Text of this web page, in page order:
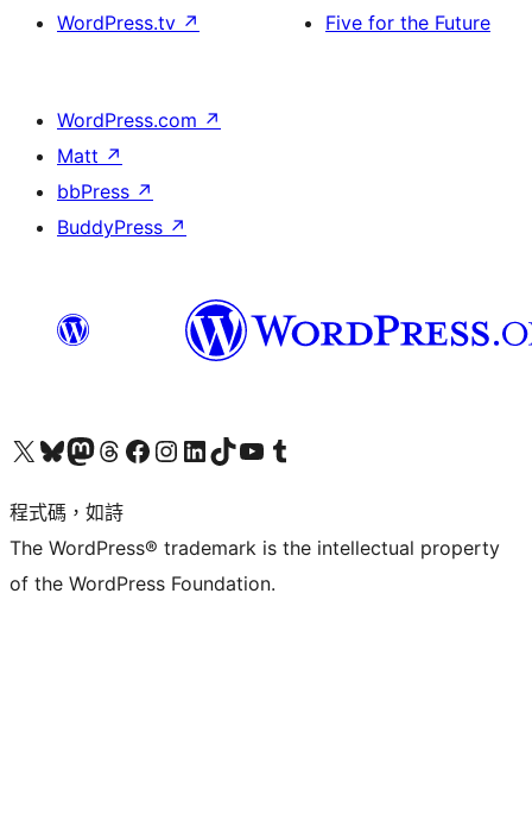
WordPress.tv ↗
Five for the Future
WordPress.com ↗
Matt ↗
bbPress ↗
BuddyPress ↗
查看我們的 X (之前的 Twitter) 帳號造訪我們的 Bluesky 帳號造訪我們的 Mastodon 帳號造訪我們的 Threads 帳號 造訪我們的 Facebook 粉絲專頁Visit our Instagram account
Visit our LinkedIn account
造訪我們的 TikTok 帳號Visit our YouTube channel
造訪我們的 Tumblr 帳號
程式碼，如詩
The WordPress® trademark is the intellectual property
of the WordPress Foundation.